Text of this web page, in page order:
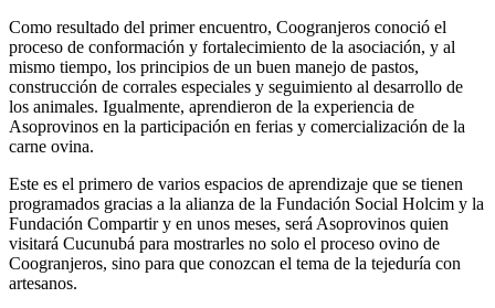
Como resultado del primer encuentro, Coogranjeros conoció el
proceso de conformación y fortalecimiento de la asociación, y al
mismo tiempo, los principios de un buen manejo de pastos,
construcción de corrales especiales y seguimiento al desarrollo de
los animales. Igualmente, aprendieron de la experiencia de
Asoprovinos en la participación en ferias y comercialización de la
carne ovina.
Este es el primero de varios espacios de aprendizaje que se tienen
programados gracias a la alianza de la Fundación Social Holcim y la
Fundación Compartir y en unos meses, será Asoprovinos quien
visitará Cucunubá para mostrarles no solo el proceso ovino de
Coogranjeros, sino para que conozcan el tema de la tejeduría con
artesanos.